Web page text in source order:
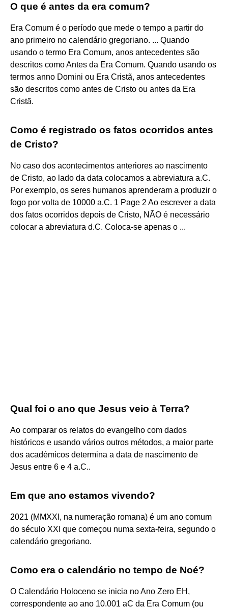
O que é antes da era comum?
Era Comum é o período que mede o tempo a partir do
ano primeiro no calendário gregoriano. ... Quando
usando o termo Era Comum, anos antecedentes são
descritos como Antes da Era Comum. Quando usando os
termos anno Domini ou Era Cristã, anos antecedentes
são descritos como antes de Cristo ou antes da Era
Cristã.
Como é registrado os fatos ocorridos antes
de Cristo?
No caso dos acontecimentos anteriores ao nascimento
de Cristo, ao lado da data colocamos a abreviatura a.C.
Por exemplo, os seres humanos aprenderam a produzir o
fogo por volta de 10000 a.C. 1 Page 2 Ao escrever a data
dos fatos ocorridos depois de Cristo, NÃO é necessário
colocar a abreviatura d.C. Coloca-se apenas o ...
Qual foi o ano que Jesus veio à Terra?
Ao comparar os relatos do evangelho com dados
históricos e usando vários outros métodos, a maior parte
dos académicos determina a data de nascimento de
Jesus entre 6 e 4 a.C..
Em que ano estamos vivendo?
2021 (MMXXI, na numeração romana) é um ano comum
do século XXI que começou numa sexta-feira, segundo o
calendário gregoriano.
Como era o calendário no tempo de Noé?
O Calendário Holoceno se inicia no Ano Zero EH,
correspondente ao ano 10.001 aC da Era Comum (ou